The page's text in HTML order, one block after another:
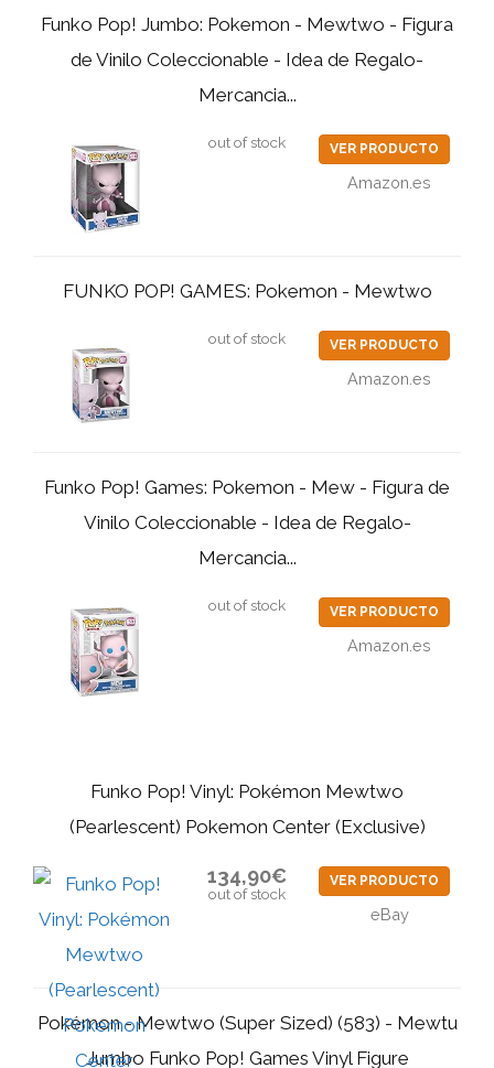
Funko Pop! Jumbo: Pokemon - Mewtwo - Figura
de Vinilo Coleccionable - Idea de Regalo-
Mercancia...
out of stock VER PRODUCTO
Amazon.es
FUNKO POP! GAMES: Pokemon - Mewtwo
out of stock VER PRODUCTO
Amazon.es
Funko Pop! Games: Pokemon - Mew - Figura de
Vinilo Coleccionable - Idea de Regalo-
Mercancia...
out of stock VER PRODUCTO
Amazon.es
Funko Pop! Vinyl: Pokémon Mewtwo
(Pearlescent) Pokemon Center (Exclusive)
134,90€
out of stock
VER PRODUCTO
eBay
Pokémon - Mewtwo (Super Sized) (583) - Mewtu
Jumbo Funko Pop! Games Vinyl Figure